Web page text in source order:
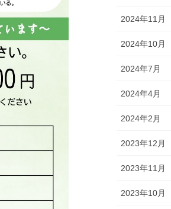
2024年11月
2024年10月
2024年7月
2024年4月
2024年2月
2023年12月
2023年11月
2023年10月